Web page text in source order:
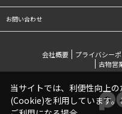
お問い合わせ
会社概要 プライバシー
古物営
当サイトでは、利便性向上
(Cookie)を利用しています